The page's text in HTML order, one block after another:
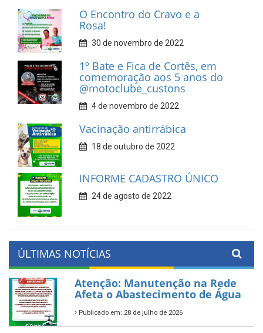
O Encontro do Cravo e a
Rosa!
30 de novembro de 2022
1º Bate e Fica de Cortês, em
comemoração aos 5 anos do
@motoclube_custons
4 de novembro de 2022
Vacinação antirrábica
18 de outubro de 2022
INFORME CADASTRO ÚNICO
24 de agosto de 2022
ÚLTIMAS NOTÍCIAS
Atenção: Manutenção na Rede
Afeta o Abastecimento de Água
Publicado em: 28 de julho de 2026